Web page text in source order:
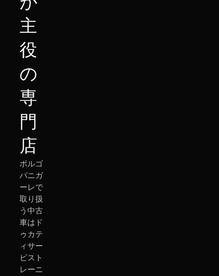
主
役
の
専
門
店
ボルゴ
パニガ
ーレで
取り扱
う中古
車はド
ゥカテ
ィサー
ビスト
レーニ